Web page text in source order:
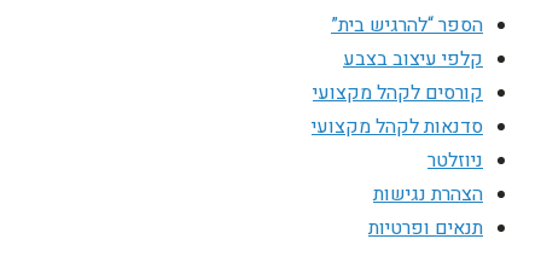
הספר “להרגיש בית”
קלפי עיצוב בצבע
קורסים לקהל מקצועי
סדנאות לקהל מקצועי
ניוזלטר
הצהרת נגישות
תנאים ופרטיות